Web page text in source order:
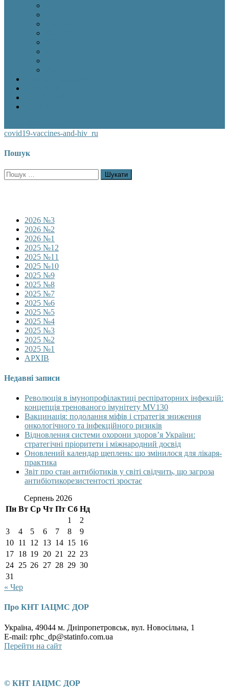
covid19-vaccines-and-hiv_ru
Пошук
Пошук:
2026 №3
2026 №2
2026 №1
2025 №12
2025 №11
2025 №10
2025 №9
2025 №8
2025 №7
2025 №6
2025 №5
2025 №4
2025 №3
2025 №2
2025 №1
АРХІВ
Недавні записи
Революція в імунопрофілактиці респіраторних інфекцій:
концепція тренованого імунітету MV130
Вакцинація: подолання міфів і стратегія зниження
онкологічного та інфекційного ризиків
Відновлення системи охорони здоров’я України:
стратегічні пріоритети і міжнародний досвід
Оновлений календар щеплень: що змінилося для лікаря-
практика
Звіт про стан антибіотиків у світі свідчить, що загроза
антибіотикорезистентості зростає
Серпень 2026
Пн Вт Ср Чт Пт Сб Нд
1
2
3
4 5 6 7 8
9
10 11 12 13 14 15 16
17 18 19 20 21 22 23
24 25 26 27 28 29 30
31
« Чер
Про КНТ ІАЦМС ДОР
Україна, 49044 м. Дніпропетровськ, вул. Новосільна, 1
E-mail: rphc_dp@statinfo.com.ua
Перейти на сайт
© КНТ ІАЦМС ДОР